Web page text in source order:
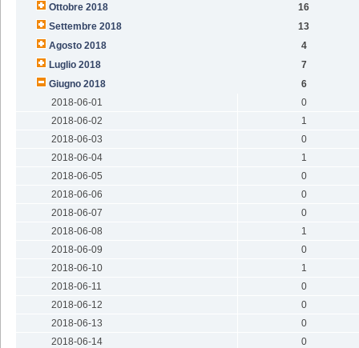
Ottobre 2018
16
Settembre 2018
13
Agosto 2018
4
Luglio 2018
7
Giugno 2018
6
2018-06-01
0
2018-06-02
1
2018-06-03
0
2018-06-04
1
2018-06-05
0
2018-06-06
0
2018-06-07
0
2018-06-08
1
2018-06-09
0
2018-06-10
1
2018-06-11
0
2018-06-12
0
2018-06-13
0
2018-06-14
0